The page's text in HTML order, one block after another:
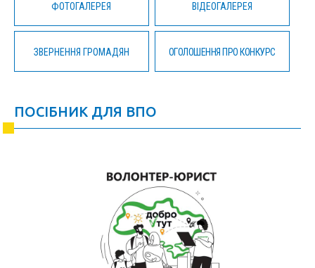
ФОТОГАЛЕРЕЯ ВІДЕОГАЛЕРЕЯ
ЗВЕРНЕННЯ ГРОМАДЯН ОГОЛОШЕННЯ ПРО КОНКУРС
ПОСІБНИК ДЛЯ ВПО